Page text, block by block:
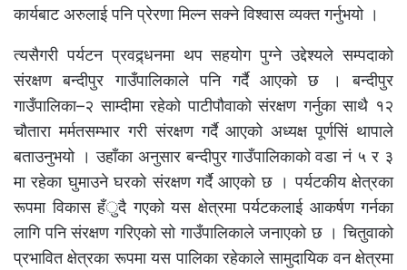
कार्यबाट अरुलाई पनि प्रेरणा मिल्न सक्ने विश्वास व्यक्त गर्नुभयो ।
त्यसैगरी पर्यटन प्रवद्र्धनमा थप सहयोग पुग्ने उद्देश्यले सम्पदाको
संरक्षण बन्दीपुर गाउँपालिकाले पनि गर्दै आएको छ । बन्दीपुर
गाउँपालिका–२ साम्दीमा रहेको पाटीपौवाको संरक्षण गर्नुका साथै १२
चौतारा मर्मतसम्भार गरी संरक्षण गर्दै आएको अध्यक्ष पूर्णसिं थापाले
बताउनुभयो । उहाँका अनुसार बन्दीपुर गाउँपालिकाको वडा नं ५ र ३
मा रहेका घुमाउने घरको संरक्षण गर्दै आएको छ । पर्यटकीय क्षेत्रका
रूपमा विकास हँुदै गएको यस क्षेत्रमा पर्यटकलाई आकर्षण गर्नका
लागि पनि संरक्षण गरिएको सो गाउँपालिकाले जनाएको छ । चितुवाको
प्रभावित क्षेत्रका रूपमा यस पालिका रहेकाले सामुदायिक वन क्षेत्रमा